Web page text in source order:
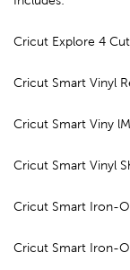
Cricut Explore 4
Cricut Smart Vinyl
Cricut Smart Viny
Cricut Smart Vinyl
Cricut Smart Iron-
Cricut Smart Iron-